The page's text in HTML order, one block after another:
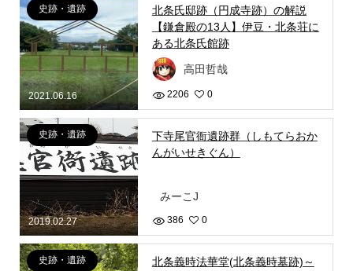
2021.06.16
史跡・遺跡
北条氏邸跡（円成寺跡）の解説
【鎌倉殿の13人】伊豆・北条荘に
ある北条氏館跡
高田哲哉
2206 0
2019.02.27
史跡・遺跡
下寺尾官衙遺跡群（しもてらおか
んがいせきぐん）
みーこJ
386 0
史跡・遺跡
北条義時法華堂(北条義時墓跡)～